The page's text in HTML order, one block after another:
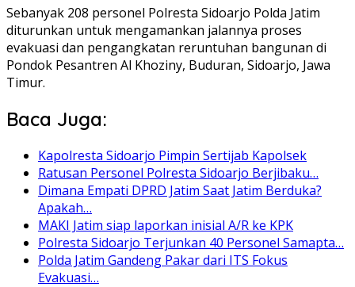
Sebanyak 208 personel Polresta Sidoarjo Polda Jatim
diturunkan untuk mengamankan jalannya proses
evakuasi dan pengangkatan reruntuhan bangunan di
Pondok Pesantren Al Khoziny, Buduran, Sidoarjo, Jawa
Timur.
Baca Juga:
Kapolresta Sidoarjo Pimpin Sertijab Kapolsek
Ratusan Personel Polresta Sidoarjo Berjibaku…
Dimana Empati DPRD Jatim Saat Jatim Berduka?
Apakah…
MAKI Jatim siap laporkan inisial A/R ke KPK
Polresta Sidoarjo Terjunkan 40 Personel Samapta…
Polda Jatim Gandeng Pakar dari ITS Fokus
Evakuasi…